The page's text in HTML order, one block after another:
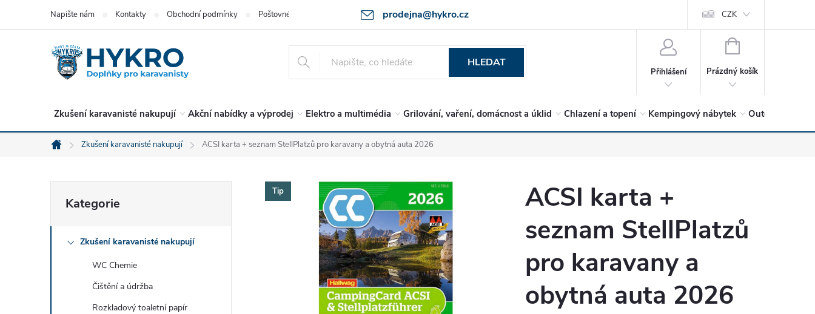
prodejna@hykro.cz
Napište nám Kontakty Obchodní podmínky Poštovné Ochrana osob. údajů - GDPR Postup při reklamaci -jak zboží vrátit? O společnosti Hodnocení obchodu
CZK
HLEDAT
Přihlášení
NÁKUPNÍ
Prázdný košík
Zkušení karavanisté nakupují Akční nabídky a výprodej Elektro a multimédia Grilování, vaření, domácnost a úklid Chlazení a topení Kempingový nábytek Outdoor a
Domů
Zkušení karavanisté nakupují ACSI karta + seznam StellPlatzů pro karavany a obytná auta 2026
o
kategorie
Kategorie
Zkušení karavanisté nakupují
WC Chemie
Čištění a údržba
Rozkladový toaletní papír
Tip
ACSI karta +
seznam StellPlatzů
pro karavany a
obytná auta 2026